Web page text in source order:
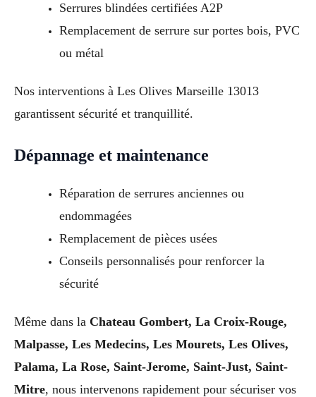
Serrures blindées certifiées A2P
Remplacement de serrure sur portes bois, PVC
ou métal
Nos interventions à Les Olives Marseille 13013
garantissent sécurité et tranquillité.
Dépannage et maintenance
Réparation de serrures anciennes ou
endommagées
Remplacement de pièces usées
Conseils personnalisés pour renforcer la
sécurité
Même dans la Chateau Gombert, La Croix-Rouge,
Malpasse, Les Medecins, Les Mourets, Les Olives,
Palama, La Rose, Saint-Jerome, Saint-Just, Saint-
Mitre, nous intervenons rapidement pour sécuriser vos